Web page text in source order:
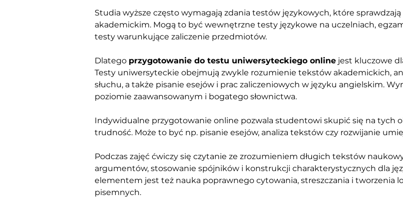
Studia wyższe często wymagają zdania testów językowych, które
akademickim. Mogą to być wewnętrzne testy językowe na uczelniach,
testy warunkujące zaliczenie przedmiotów.
Dlatego przygotowanie do testu uniwersyteckiego online jest kluczowe
Testy uniwersyteckie obejmują zwykle rozumienie tekstów akademickich,
słuchu, a także pisanie esejów i prac zaliczeniowych w języku angielskim.
poziomie zaawansowanym i bogatego słownictwa.
Indywidualne przygotowanie online pozwala studentowi skupić się na tych
trudność. Może to być np. pisanie esejów, analiza tekstów czy rozwijanie
Podczas zajęć ćwiczy się czytanie ze zrozumieniem długich tekstów
argumentów, stosowanie spójników i konstrukcji charakterystycznych dla
elementem jest też nauka poprawnego cytowania, streszczania i tworzenia
pisemnych.